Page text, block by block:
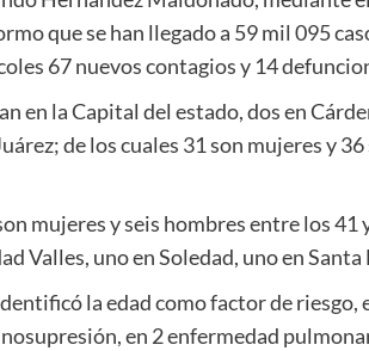
que se han llegado a 59 mil 095
67 nuevos contagios y 14
en la Capital del estado, dos en
de los cuales 31 son mujeres y
mujeres y seis hombres entre los 41
Valles, uno en Soledad, uno en
la edad como factor de riesgo,
en 2 enfermedad